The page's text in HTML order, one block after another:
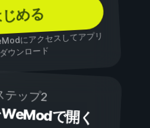
める
にアクセスしてアプリ
ウンロード
テップ2
で開く